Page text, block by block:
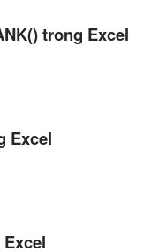
trong Excel
Excel